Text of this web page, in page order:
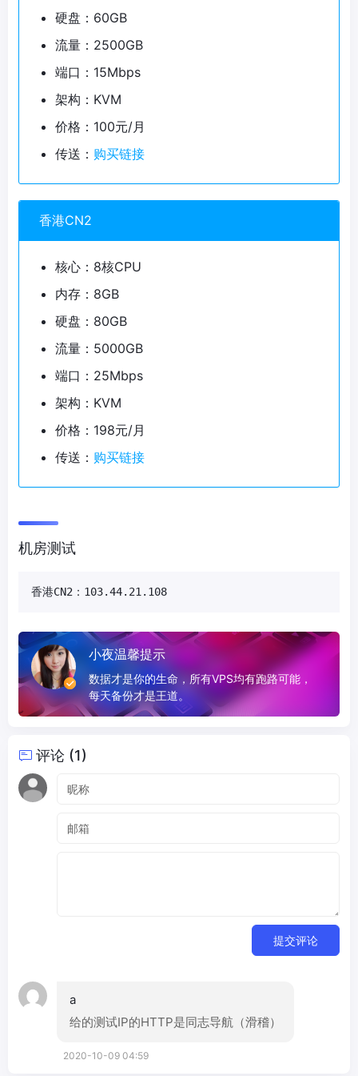
硬盘：60GB
流量：2500GB
端口：15Mbps
架构：KVM
价格：100元/月
传送： 购买链接
香港CN2
核心：8核CPU
内存：8GB
硬盘：80GB
流量：5000GB
端口：25Mbps
架构：KVM
价格：198元/月
传送： 购买链接
机房测试
香港CN2：103.44.21.108
小夜温馨提示
数据才是你的生命，所有VPS均有跑路可能，
每天备份才是王道。
评论 (1)
提交评论
a
给的测试IP的HTTP是同志导航（滑稽）
2020-10-09 04:59